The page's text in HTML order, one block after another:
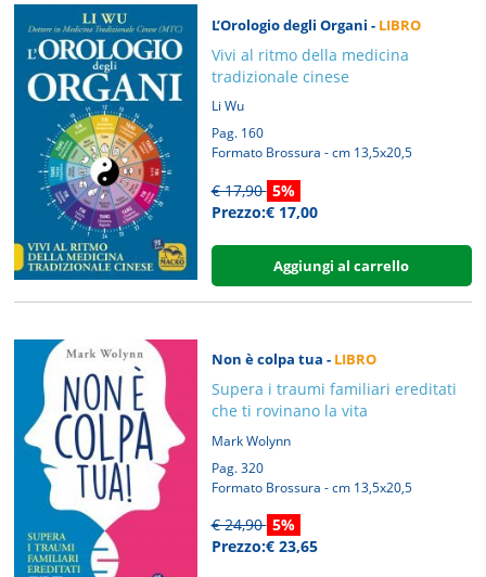
L’Orologio degli Organi - LIBRO
Vivi al ritmo della medicina
tradizionale cinese
Li Wu
Pag. 160
Formato Brossura - cm 13,5x20,5
€ 17,90 5%
Prezzo:€ 17,00
Aggiungi al carrello
Non è colpa tua - LIBRO
Supera i traumi familiari ereditati
che ti rovinano la vita
Mark Wolynn
Pag. 320
Formato Brossura - cm 13,5x20,5
€ 24,90 5%
Prezzo:€ 23,65